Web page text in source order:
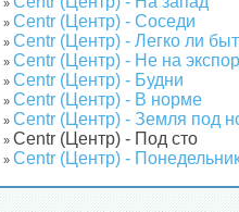
»
» Centr (Центр) - Соседи
» Centr (Центр) - Легко ли
» Centr (Центр) - Не на
» Centr (Центр) - Будни
» Centr (Центр) - В норме
» Centr (Центр) - Земля под
» Centr (Центр) - Под сто
» Centr (Центр) -